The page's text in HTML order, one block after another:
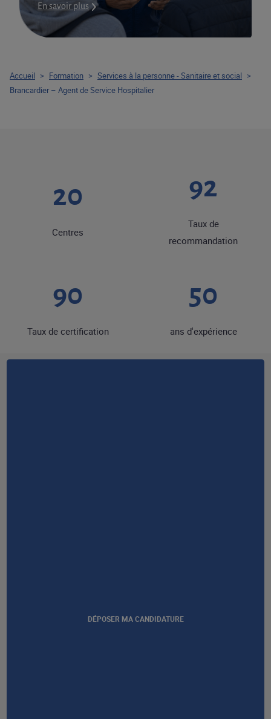
En savoir plus
DÉPOSER MA CANDIDATURE
20
Centres
92
Taux de
recommandation
90
Taux de certification
50
ans d'expérience
Accueil > Formation > Services à la personne - Sanitaire et social >
Brancardier – Agent de Service Hospitalier​